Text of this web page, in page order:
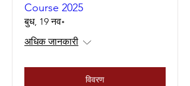
Course 2025
बुध, 19 नव॰
अधिक जानकारी
विवरण